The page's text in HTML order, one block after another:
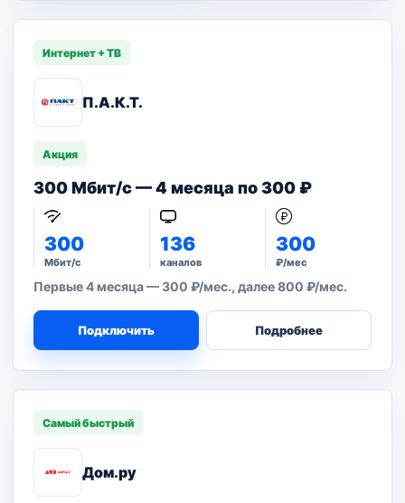
Интернет + ТВ
П.А.К.Т.
Акция
300 Мбит/с — 4 месяца по 300 ₽
300
Мбит/с
136
каналов
300
₽/мес
Первые 4 месяца — 300 ₽/мес., далее 800 ₽/мес.
Подключить Подробнее
Самый быстрый
Дом.ру